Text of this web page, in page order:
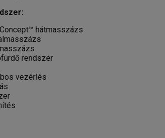
hátmasszázs
rendszer
vezérlés